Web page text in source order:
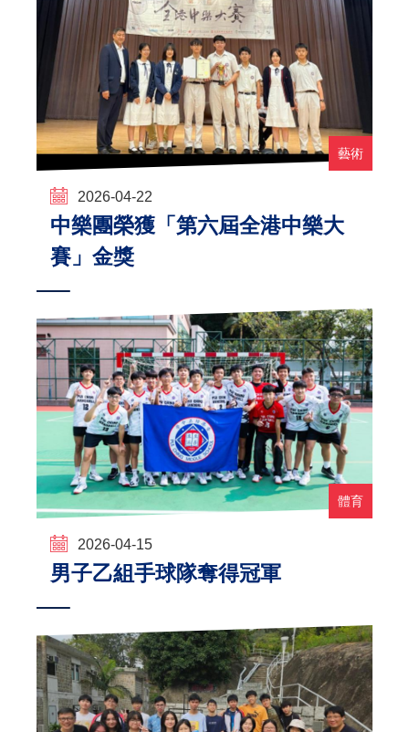
藝術
2026-04-22
中樂團榮獲「第六屆全港中樂大
賽」金獎
體育
2026-04-15
男子乙組手球隊奪得冠軍